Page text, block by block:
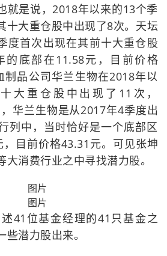
就是说，2018年以来的13个季
十大重仓股中出现了8次。天坛
度首次出现在其前十大重仓股
的底部在11.58元，目前价格
品公司华兰生物在2018年以
大重仓股中出现了11次，
华兰生物是从2017年4季度出
列中，当时恰好是一个底部区
目前价格43.31元。可见张坤
消费行业之中寻找潜力股。
41位基金经理的41只基金之
潜力股出来。